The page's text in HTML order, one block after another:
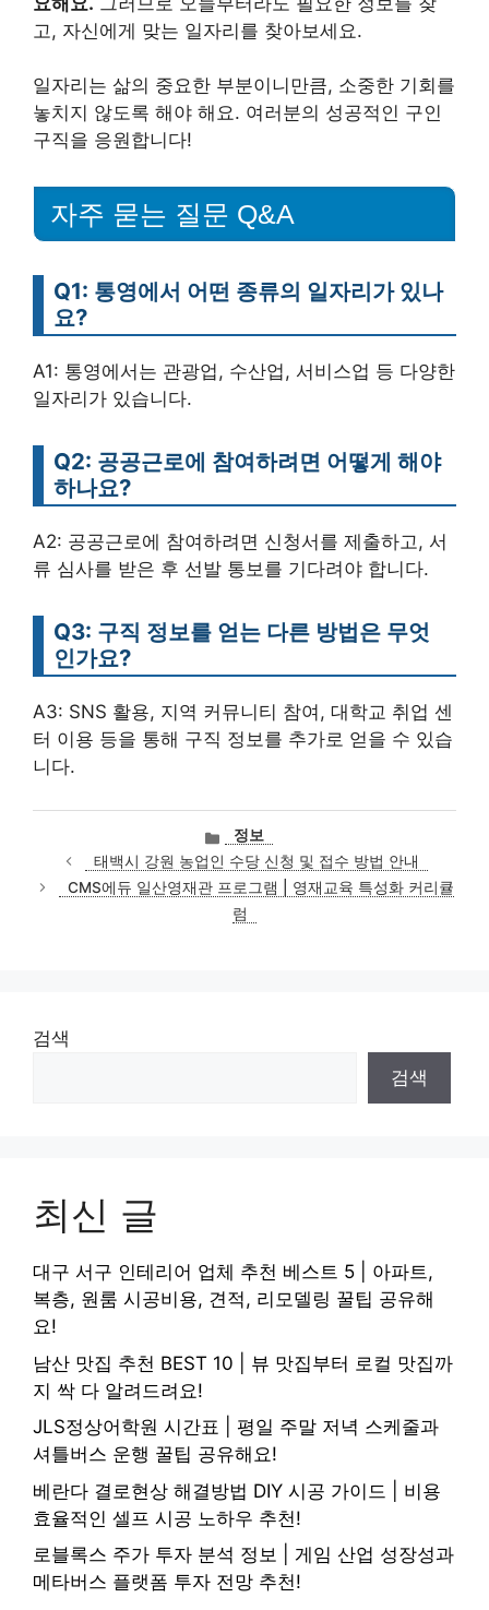
고, 자신에게 맞는 일자리를 찾아보세요.
일자리는 삶의 중요한 부분이니만큼, 소중한 기회를
놓치지 않도록 해야 해요. 여러분의 성공적인 구인
구직을 응원합니다!
자주 묻는 질문 Q&A
Q1: 통영에서 어떤 종류의 일자리가 있나
요?
A1: 통영에서는 관광업, 수산업, 서비스업 등 다양한
일자리가 있습니다.
Q2: 공공근로에 참여하려면 어떻게 해야
하나요?
A2: 공공근로에 참여하려면 신청서를 제출하고, 서
류 심사를 받은 후 선발 통보를 기다려야 합니다.
Q3: 구직 정보를 얻는 다른 방법은 무엇
인가요?
A3: SNS 활용, 지역 커뮤니티 참여, 대학교 취업 센
터 이용 등을 통해 구직 정보를 추가로 얻을 수 있습
니다.
카
테
고
리
정보
태백시 강원 농업인 수당 신청 및 접수 방법 안내
CMS에듀 일산영재관 프로그램 | 영재교육 특성화 커리큘
럼
검색
검색
최신 글
대구 서구 인테리어 업체 추천 베스트 5 | 아파트,
복층, 원룸 시공비용, 견적, 리모델링 꿀팁 공유해
요!
남산 맛집 추천 BEST 10 | 뷰 맛집부터 로컬 맛집까
지 싹 다 알려드려요!
JLS정상어학원 시간표 | 평일 주말 저녁 스케줄과
셔틀버스 운행 꿀팁 공유해요!
베란다 결로현상 해결방법 DIY 시공 가이드 | 비용
효율적인 셀프 시공 노하우 추천!
로블록스 주가 투자 분석 정보 | 게임 산업 성장성과
메타버스 플랫폼 투자 전망 추천!